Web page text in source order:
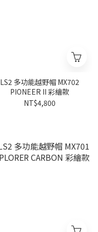
LS2 多功能越野帽 MX702
PIONEER II 彩繪款
NT$4,800